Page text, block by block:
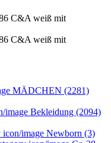
MÄDCHEN (2281)
Bekleidung (2094)
Newborn (3)